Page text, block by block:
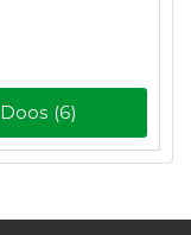
Doos (6)